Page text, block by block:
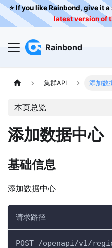
⭐️ If you like Rainbond, give it a
latest version of
Rainbond
集群API 添加数
本页总览
添加数据中心
基础信息
添加数据中心
请求路径
POST /openapi/v1/